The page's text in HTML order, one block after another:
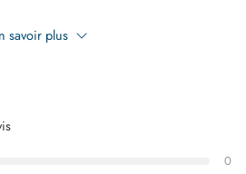
dans la tôle, la plaque d’acier, la
3 tailles (4-12 mm, 4-20 mm, 4-32
savoir plus
0